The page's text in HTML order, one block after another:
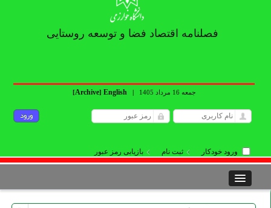
فصلنامه اقتصاد فضا و توسعه روستایی
جمعه 16 مرداد 1405 |
English
[Archive]
ورود خودکار ثبت نام بازیابی رمز عبور